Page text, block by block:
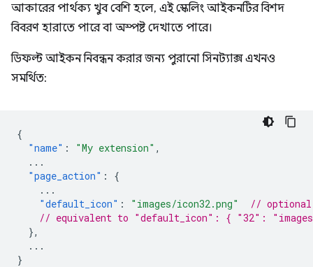
আকারের পার্থক্য খুব বেশি হলে, এই স্কেলিং আইকনটির বিশদ
বিবরণ হারাতে পারে বা অস্পষ্ট দেখাতে পারে।
ডিফল্ট আইকন নিবন্ধন করার জন্য পুরানো সিনট্যাক্স এখনও
সমর্থিত:
{
"name" : "My extension" ,
...
"page_action" :
{
...
"default_icon" : "images/icon32.png"
// optional
// equivalent to "default_icon": { "32":
},
...
}